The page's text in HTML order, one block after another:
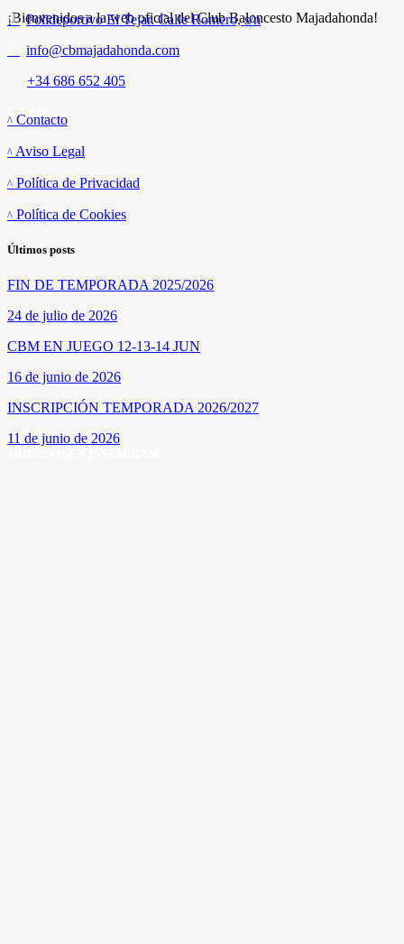
¡Bienvenidos a la web oficial del Club Baloncesto Majadahonda!
Polideportivo El Tejar. Calle Romero, s/n
info@cbmajadahonda.com
+34 686 652 405
Contacto
Aviso Legal
Política de Privacidad
Política de Cookies
Últimos posts
FIN DE TEMPORADA 2025/2026
24 de julio de 2026
CBM EN JUEGO 12-13-14 JUN
16 de junio de 2026
INSCRIPCIÓN TEMPORADA 2026/2027
11 de junio de 2026